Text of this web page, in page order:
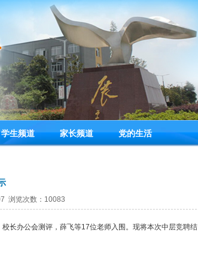
学生频道 家长频道 党的生活
浏览次数：10083
长办公会测评，薛飞等17位老师入围。现将本次中层竞聘结